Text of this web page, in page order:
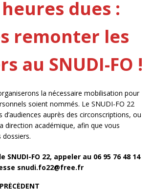
dues :
remonter les
au SNUDI-FO !
la nécessaire mobilisation pour
soient nommés. Le SNUDI-FO 22
d’audiences auprès des circonscriptions, ou
direction académique, afin que vous
dossiers.
FO 22, appeler au 06 95 76 48 14
snudi.fo22@free.fr
PRÉCÉDENT